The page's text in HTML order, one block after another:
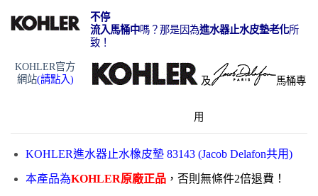
KOHLER官方
網站(請點入)
不停
流入馬桶中嗎？那是因為進水器止水皮墊老化所
致！
及 馬桶專
用
KOHLER進水器止水橡皮墊 83143 (Jacob Delafon共用)
本產品為KOHLER原廠正品，否則無條件2倍退費！